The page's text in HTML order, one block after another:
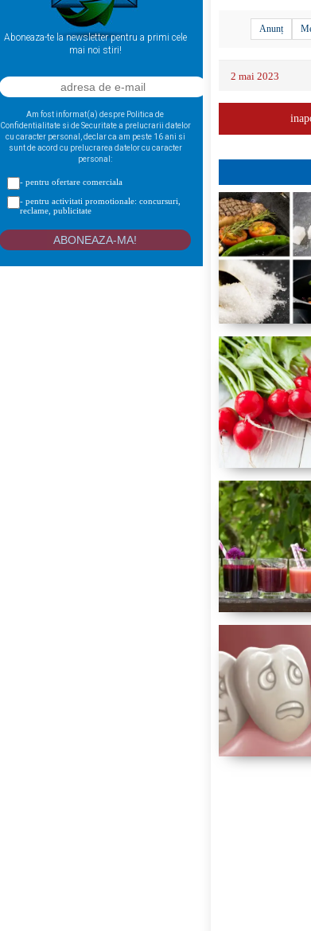
Aboneaza-te la newsletter pentru a primi cele
mai noi stiri!
Am fost informat(a) despre Politica de
Confidentialitate si de Securitate a prelucrarii datelor
cu caracter personal, declar ca am peste 16 ani si
sunt de acord cu prelucrarea datelor cu caracter
personal:
- pentru ofertare comerciala
- pentru activitati promotionale: concursuri,
reclame, publicitate
Anunț
2 mai 2023